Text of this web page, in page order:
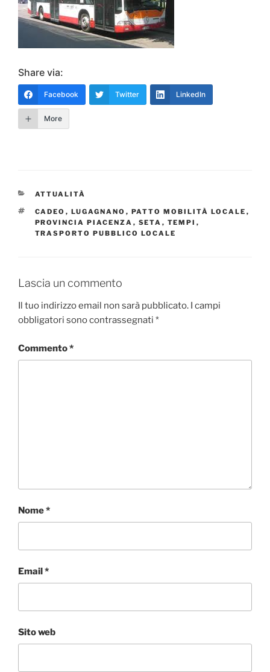
Share via:
Facebook Twitter LinkedIn
More
CATEGORIE
ATTUALITÀ
TAG
CADEO , LUGAGNANO , PATTO MOBILITÀ LOCALE ,
PROVINCIA PIACENZA , SETA , TEMPI ,
TRASPORTO PUBBLICO LOCALE
Lascia un commento
Il tuo indirizzo email non sarà pubblicato. I campi
obbligatori sono contrassegnati *
Commento*
Nome*
Email*
Sito web